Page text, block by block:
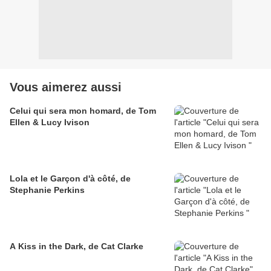
Vous aimerez aussi
Celui qui sera mon homard, de Tom
Ellen & Lucy Ivison
Lola et le Garçon d'à côté, de
Stephanie Perkins
A Kiss in the Dark, de Cat Clarke